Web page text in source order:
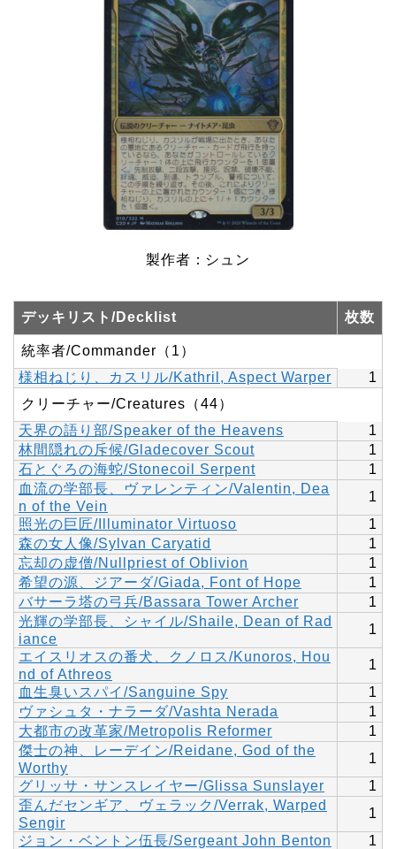
製作者：シュン
デッキリスト/Decklist 枚数
統率者/Commander（1）
様相ねじり、カスリル/Kathril, Aspect Warper
1
クリーチャー/Creatures（44）
天界の語り部/Speaker of the Heavens
1
林間隠れの斥候/Gladecover Scout
1
石とぐろの海蛇/Stonecoil Serpent
1
血流の学部長、ヴァレンティン/Valentin, Dea
n of the Vein
1
照光の巨匠/Illuminator Virtuoso
1
森の女人像/Sylvan Caryatid
1
忘却の虚僧/Nullpriest of Oblivion
1
希望の源、ジアーダ/Giada, Font of Hope
1
バサーラ塔の弓兵/Bassara Tower Archer
1
光輝の学部長、シャイル/Shaile, Dean of Rad
iance
1
エイスリオスの番犬、クノロス/Kunoros, Hou
nd of Athreos
1
血生臭いスパイ/Sanguine Spy
1
ヴァシュタ・ナラーダ/Vashta Nerada
1
大都市の改革家/Metropolis Reformer
1
傑士の神、レーデイン/Reidane, God of the
Worthy
1
グリッサ・サンスレイヤー/Glissa Sunslayer
1
歪んだセンギア、ヴェラック/Verrak, Warped
Sengir
1
ジョン・ベントン伍長/Sergeant John Benton
1